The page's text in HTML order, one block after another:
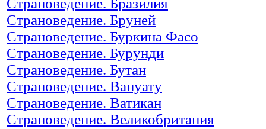
Страноведение. Бруней
Страноведение. Буркина Фасо
Страноведение. Бурунди
Страноведение. Бутан
Страноведение. Вануату
Страноведение. Ватикан
Страноведение. Великобритания